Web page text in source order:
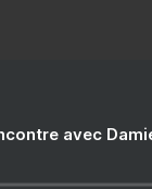
avec